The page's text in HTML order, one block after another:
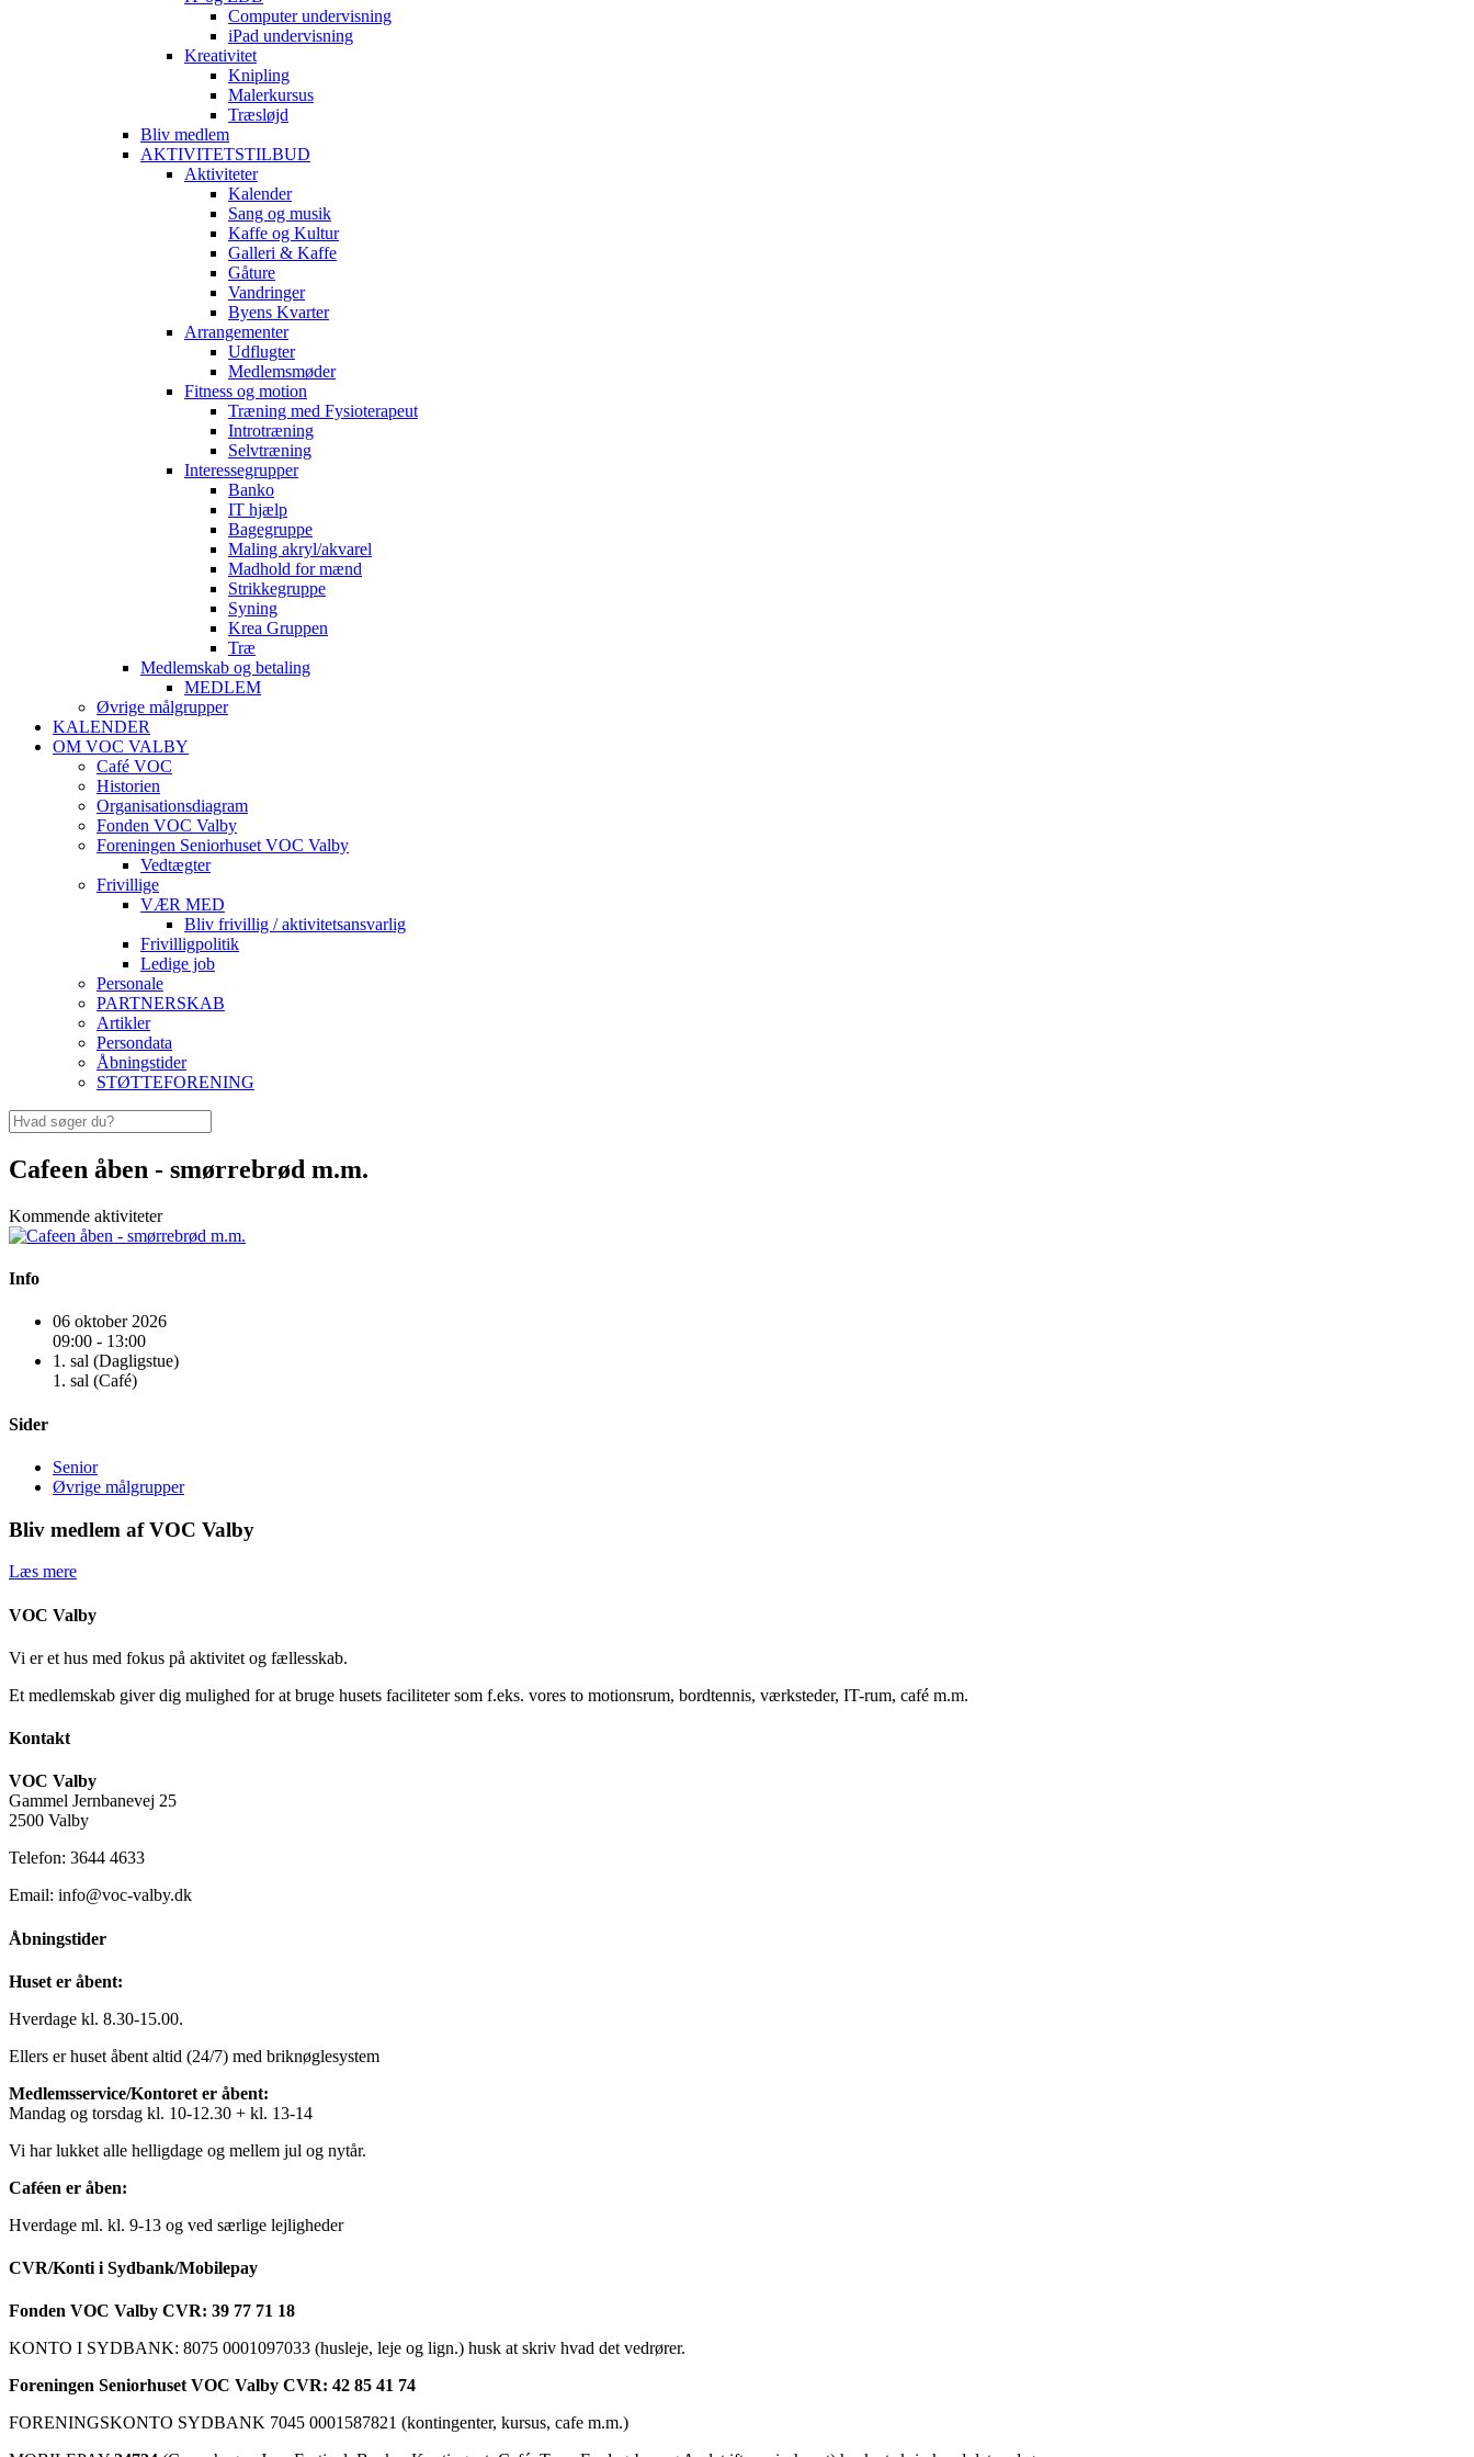
Computer undervisning
iPad undervisning
Kreativitet
Knipling
Malerkursus
Træsløjd
Bliv medlem
AKTIVITETSTILBUD
Aktiviteter
Kalender
Sang og musik
Kaffe og Kultur
Galleri & Kaffe
Gåture
Vandringer
Byens Kvarter
Arrangementer
Udflugter
Medlemsmøder
Fitness og motion
Træning med Fysioterapeut
Introtræning
Selvtræning
Interessegrupper
Banko
IT hjælp
Bagegruppe
Maling akryl/akvarel
Madhold for mænd
Strikkegruppe
Syning
Krea Gruppen
Træ
Medlemskab og betaling
MEDLEM
Øvrige målgrupper
KALENDER
OM VOC VALBY
Café VOC
Historien
Organisationsdiagram
Fonden VOC Valby
Foreningen Seniorhuset VOC Valby
Vedtægter
Frivillige
VÆR MED
Bliv frivillig / aktivitetsansvarlig
Frivilligpolitik
Ledige job
Personale
PARTNERSKAB
Artikler
Persondata
Åbningstider
STØTTEFORENING
Cafeen åben - smørrebrød m.m.
Kommende aktiviteter
Info
06 oktober 2026
09:00 - 13:00
1. sal (Dagligstue)
1. sal (Café)
Sider
Senior
Øvrige målgrupper
Bliv medlem af VOC Valby
Læs mere
VOC Valby
Vi er et hus med fokus på aktivitet og fællesskab.
Et medlemskab giver dig mulighed for at bruge husets faciliteter som f.eks. vores to motionsrum, bordtennis, værksteder, IT-rum, café m.m.
Kontakt
VOC Valby
Gammel Jernbanevej 25
2500 Valby
Telefon: 3644 4633
Email: info@voc-valby.dk
Åbningstider
Huset er åbent:
Hverdage kl. 8.30-15.00.
Ellers er huset åbent altid (24/7) med briknøglesystem
Medlemsservice/Kontoret er åbent:
Mandag og torsdag kl. 10-12.30 + kl. 13-14
Vi har lukket alle helligdage og mellem jul og nytår.
Caféen er åben:
Hverdage ml. kl. 9-13 og ved særlige lejligheder
CVR/Konti i Sydbank/Mobilepay
Fonden VOC Valby CVR: 39 77 71 18
KONTO I SYDBANK: 8075 0001097033 (husleje, leje og lign.) husk at skriv hvad det vedrører.
Foreningen Seniorhuset VOC Valby CVR: 42 85 41 74
FORENINGSKONTO SYDBANK 7045 0001587821 (kontingenter, kursus, cafe m.m.)